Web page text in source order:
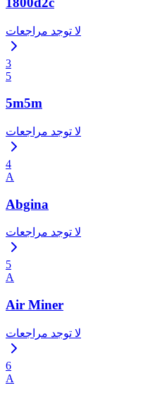
لا توجد مراجعات
3
5
5m5m
لا توجد مراجعات
4
A
Abgina
لا توجد مراجعات
5
A
Air Miner
لا توجد مراجعات
6
A